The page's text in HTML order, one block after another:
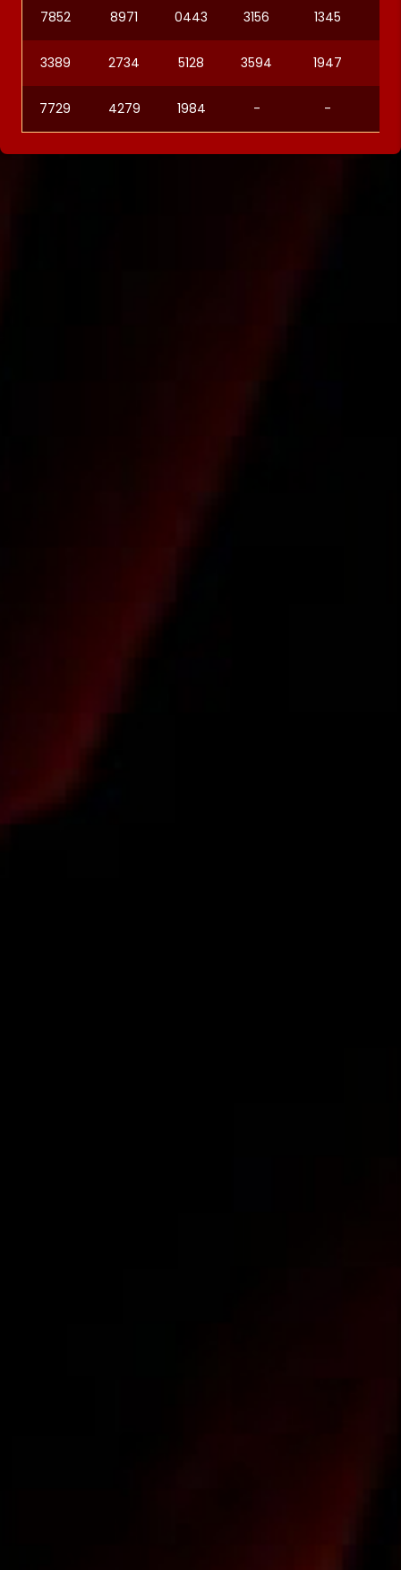
7852 8971 0443 3156 1345
3389 2734 5128 3594 1947
7729 4279 1984 - -